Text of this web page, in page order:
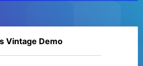
Vintage Demo